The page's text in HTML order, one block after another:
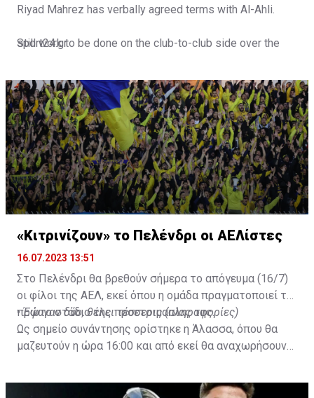
Riyad Mahrez has verbally agreed terms with Al-Ahli.
Still work to be done on the club-to-club side over the
Not a done deal yet, but Mahrez is keen on the move and
Al-Ahli hope to move fast.🇸🇦
pic.twitter.com/Z0SmniQXIP
— Ben Jacobs (@JacobsBen)July 15, 2023
sport24.gr
«Κιτρινίζουν» το Πελένδρι οι ΑΕΛίστες
16.07.2023 13:51
Στο Πελένδρι θα βρεθούν σήμερα το απόγευμα (16/7)
οι φίλοι της ΑΕΛ, εκεί όπου η ομάδα πραγματοποιεί το
πρώτο στάδιο της προετοιμασίας της.
•Έφυγαν δύο, θέλει τέσσερις (πληροφορίες)
Ως σημείο συνάντησης ορίστηκε η Άλασσα, όπου θα
μαζευτούν η ώρα 16:00 και από εκεί θα αναχωρήσουν